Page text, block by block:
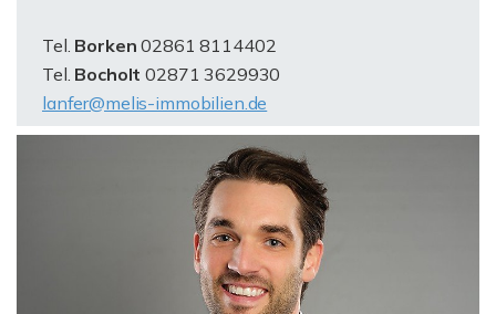
Tel. Borken02861 8114402
Tel. Bocholt02871 3629930
lanfer@melis-immobilien.de